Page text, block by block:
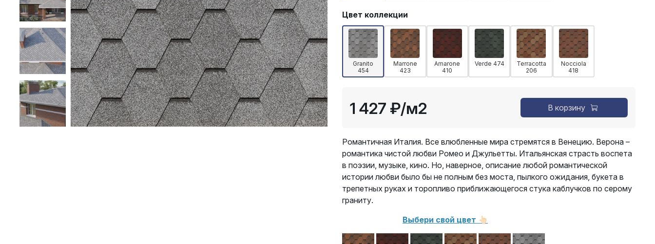
Цвет коллекции
Granito
454
Marrone
423
Amarone
410
Verde 474
Terracotta
206
Nocciola
418
1 427 ₽/м2 В корзину
Романтичная Италия. Все влюбленные мира стремятся в Венецию. Верона –
романтика чистой любви Ромео и Джульетты. Итальянская страсть воспета
в поэзии, музыке, кино. Но, наверное, описание любой романтической
истории любви было бы не полным без моста, пылкого ожидания, букета в
трепетных руках и торопливо приближающегося стука каблучков по серому
граниту.
Выбери свой цвет 👆🏻